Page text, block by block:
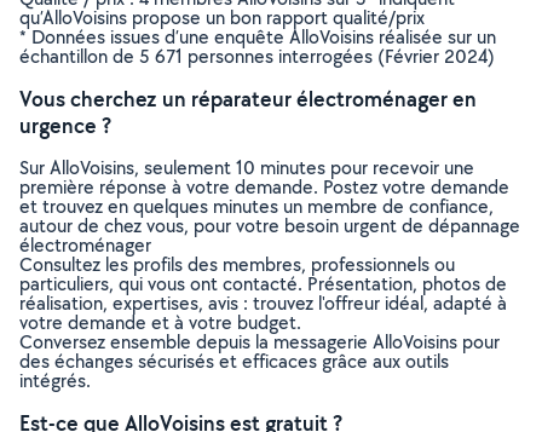
qu’AlloVoisins propose un bon rapport qualité/prix
* Données issues d’une enquête AlloVoisins réalisée sur un
échantillon de 5 671 personnes interrogées (Février 2024)
Vous cherchez un réparateur électroménager en
urgence ?
Sur AlloVoisins, seulement 10 minutes pour recevoir une
première réponse à votre demande. Postez votre demande
et trouvez en quelques minutes un membre de confiance,
autour de chez vous, pour votre besoin urgent de dépannage
électroménager
Consultez les profils des membres, professionnels ou
particuliers, qui vous ont contacté. Présentation, photos de
réalisation, expertises, avis : trouvez l'offreur idéal, adapté à
votre demande et à votre budget.
Conversez ensemble depuis la messagerie AlloVoisins pour
des échanges sécurisés et efficaces grâce aux outils
intégrés.
Est-ce que AlloVoisins est gratuit ?